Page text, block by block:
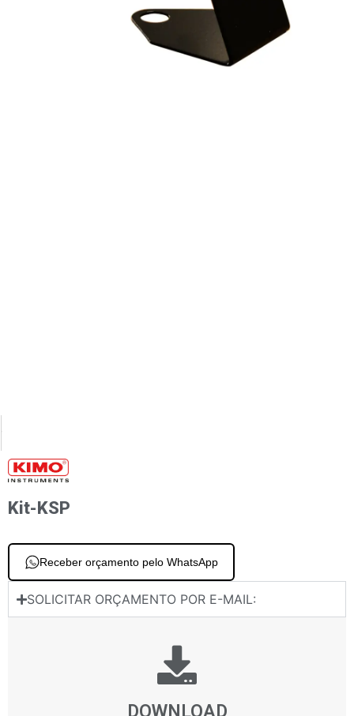
Kit-KSP
Receber orçamento pelo WhatsApp
SOLICITAR ORÇAMENTO POR E-MAIL: